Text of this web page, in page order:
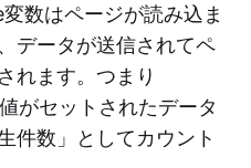
数はページが読み込ま
データが送信されてペ
れます。つまり
がセットされたデータ
件数」としてカウント